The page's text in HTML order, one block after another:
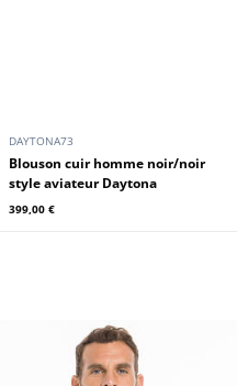
DAYTONA73
Blouson cuir homme noir/noir
style aviateur Daytona
399,00 €